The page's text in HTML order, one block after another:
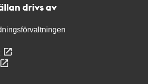
drivs av